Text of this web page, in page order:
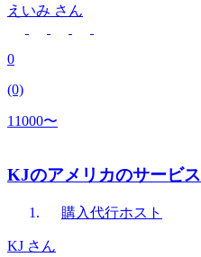
えいみ さん
0
(0)
11000〜
KJのアメリカのサービス
購入代行ホスト
KJ さん